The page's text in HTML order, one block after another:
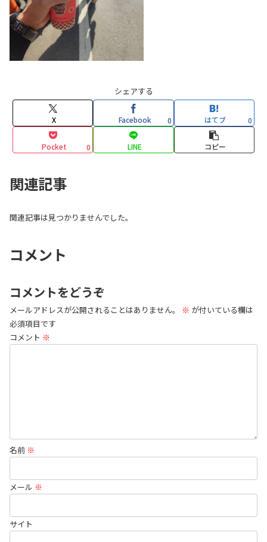
シェアする
X Facebook 0 はてブ 0
Pocket 0 LINE コピー
関連記事
関連記事は見つかりませんでした。
コメント
コメントをどうぞ
メールアドレスが公開されることはありません。 ※ が付いている欄は
必須項目です
コメント ※
名前 ※
メール ※
サイト